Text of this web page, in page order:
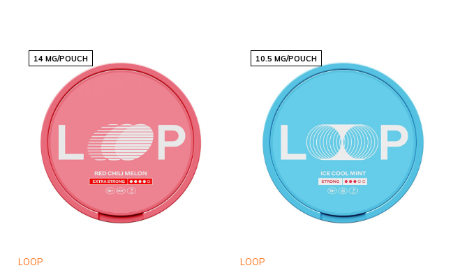
14 MG/POUCH
LOOP
10.5 MG/POUCH
LOOP